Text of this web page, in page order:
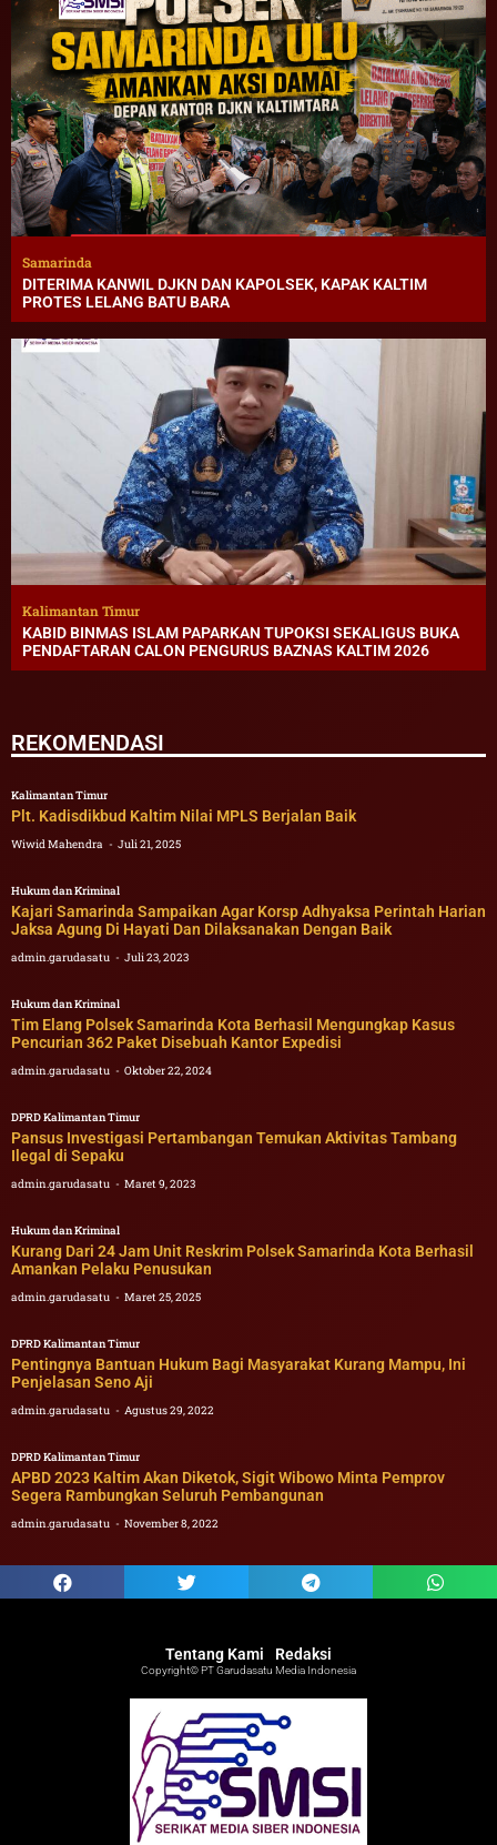
Samarinda
DITERIMA KANWIL DJKN DAN KAPOLSEK, KAPAK KALTIM
PROTES LELANG BATU BARA
Kalimantan Timur
KABID BINMAS ISLAM PAPARKAN TUPOKSI SEKALIGUS BUKA
PENDAFTARAN CALON PENGURUS BAZNAS KALTIM 2026
REKOMENDASI
Kalimantan Timur
Plt. Kadisdikbud Kaltim Nilai MPLS Berjalan Baik
Wiwid Mahendra Juli 21, 2025
Hukum dan Kriminal
Kajari Samarinda Sampaikan Agar Korsp Adhyaksa Perintah Harian
Jaksa Agung Di Hayati Dan Dilaksanakan Dengan Baik
admin.garudasatu Juli 23, 2023
Hukum dan Kriminal
Tim Elang Polsek Samarinda Kota Berhasil Mengungkap Kasus
Pencurian 362 Paket Disebuah Kantor Expedisi
admin.garudasatu Oktober 22, 2024
DPRD Kalimantan Timur
Pansus Investigasi Pertambangan Temukan Aktivitas Tambang
Ilegal di Sepaku
admin.garudasatu Maret 9, 2023
Hukum dan Kriminal
Kurang Dari 24 Jam Unit Reskrim Polsek Samarinda Kota Berhasil
Amankan Pelaku Penusukan
admin.garudasatu Maret 25, 2025
DPRD Kalimantan Timur
Pentingnya Bantuan Hukum Bagi Masyarakat Kurang Mampu, Ini
Penjelasan Seno Aji
admin.garudasatu Agustus 29, 2022
DPRD Kalimantan Timur
APBD 2023 Kaltim Akan Diketok, Sigit Wibowo Minta Pemprov
Segera Rambungkan Seluruh Pembangunan
admin.garudasatu November 8, 2022
Tentang Kami Redaksi
Copyright© PT Garudasatu Media Indonesia